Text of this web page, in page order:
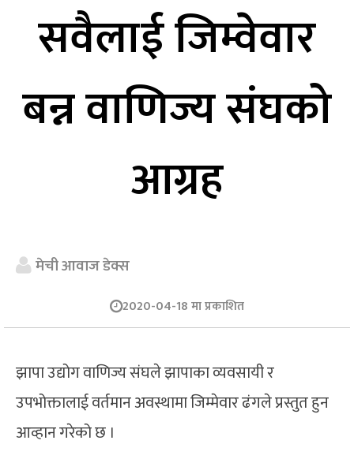
सवैलाई जिम्वेवार
बन्न वाणिज्य संघको
आग्रह
मेची आवाज डेक्स
2020-04-18 मा प्रकाशित
झापा उद्योग वाणिज्य संघले झापाका व्यवसायी र
उपभोक्तालाई वर्तमान अवस्थामा जिम्मेवार ढंगले प्रस्तुत हुन
आव्हान गरेको छ ।